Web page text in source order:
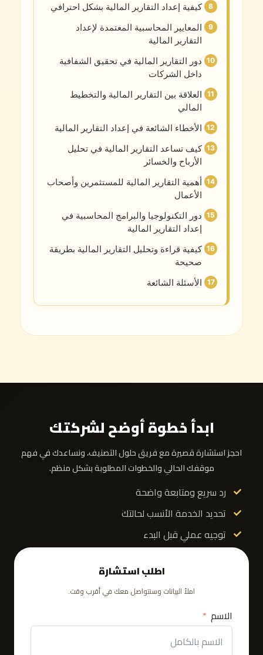
كيفية إعداد التقارير المالية بشكل احترافي
المعايير المحاسبية المعتمدة لإعداد
التقارير المالية
دور التقارير المالية في تحقيق الشفافية
داخل الشركات
العلاقة بين التقارير المالية والتخطيط
المالي
الأخطاء الشائعة في إعداد التقارير المالية
كيف تساعد التقارير المالية في تحليل
الأرباح والخسائر
أهمية التقارير المالية للمستثمرين وأصحاب
الأعمال
دور التكنولوجيا والبرامج المحاسبية في
إعداد التقارير المالية
كيفية قراءة وتحليل التقارير المالية بطريقة
صحيحة
الأسئلة الشائعة
ابدأ خطوة أوضح لشركتك
احجز استشارة قصيرة مع فريق حلول التصنيف، ونساعدك في فهم
موقفك الحالي والخطوات المطلوبة بشكل منظم.
رد سريع ومتابعة واضحة
تحديد الخدمة الأنسب لحالتك
توجيه عملي قبل البدء
اطلب استشارة
املأ البيانات وسنتواصل معك في أقرب وقت.
الاسم